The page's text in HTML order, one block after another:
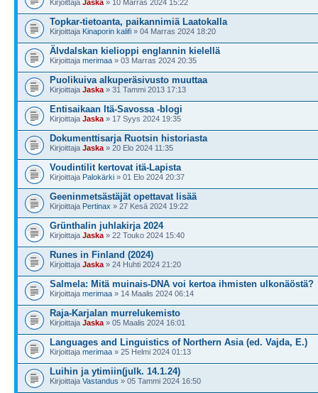
Kirjoittaja Jaska » 10 Marras 2024 15:22
Topkar-tietoanta, paikannimiä Laatokalla
Kirjoittaja Kinaporin kalifi » 04 Marras 2024 18:20
Älvdalskan kielioppi englannin kielellä
Kirjoittaja merimaa » 03 Marras 2024 20:35
Puolikuiva alkuperäsivusto muuttaa
Kirjoittaja Jaska » 31 Tammi 2013 17:13
Entisaikaan Itä-Savossa -blogi
Kirjoittaja Jaska » 17 Syys 2024 19:35
Dokumenttisarja Ruotsin historiasta
Kirjoittaja Jaska » 20 Elo 2024 11:35
Voudintilit kertovat itä-Lapista
Kirjoittaja Palokärki » 01 Elo 2024 20:37
Geeninmetsästäjät opettavat lisää
Kirjoittaja Pertinax » 27 Kesä 2024 19:22
Grünthalin juhlakirja 2024
Kirjoittaja Jaska » 22 Touko 2024 15:40
Runes in Finland (2024)
Kirjoittaja Jaska » 24 Huhti 2024 21:20
Salmela: Mitä muinais-DNA voi kertoa ihmisten ulkonäöstä?
Kirjoittaja merimaa » 14 Maalis 2024 06:14
Raja-Karjalan murrelukemisto
Kirjoittaja Jaska » 05 Maalis 2024 16:01
Languages and Linguistics of Northern Asia (ed. Vajda, E.)
Kirjoittaja merimaa » 25 Helmi 2024 01:13
Luihin ja ytimiin(julk. 14.1.24)
Kirjoittaja Vastandus » 05 Tammi 2024 16:50